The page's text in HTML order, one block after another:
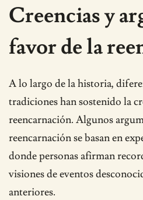
Creencias y
favor de la
A lo largo de la historia,
tradiciones han sostenido la
reencarnación. Algunos
reencarnación se basan en
donde personas afirman
visiones de eventos
anteriores.